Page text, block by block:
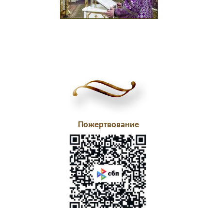
Пожертвование